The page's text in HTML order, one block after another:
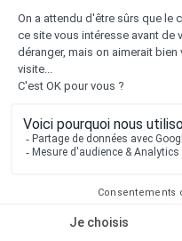
proposée par le
taxes éventuelles coûtent
localisation
Quant auxfrais de notaire
Lorsque vous vous
nécessaire de faire des
souvent coûteux et